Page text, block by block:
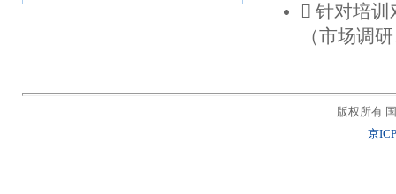
 针对培
（市场调
版权所有
京